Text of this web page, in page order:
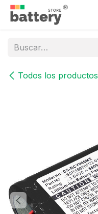
Ir al contenido
Todos los productos